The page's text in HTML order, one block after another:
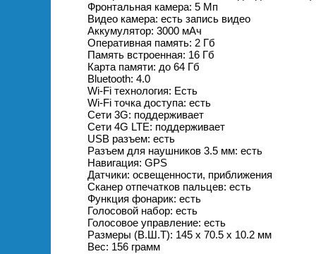
Фронтальная камера: 5 Мп
Видео камера: есть запись видео
Аккумулятор: 3000 мАч
Оперативная память: 2 Гб
Память встроенная: 16 Гб
Карта памяти: до 64 Гб
Bluetooth: 4.0
Wi-Fi технология: Есть
Wi-Fi точка доступа: есть
Сети 3G: поддерживает
Сети 4G LTE: поддерживает
USB разъем: есть
Разъем для наушников 3.5 мм: есть
Навигация: GPS
Датчики: освещенности, приближения
Сканер отпечатков пальцев: есть
Функция фонарик: есть
Голосовой набор: есть
Голосовое управление: есть
Размеры (В.Ш.Т): 145 x 70.5 x 10.2 мм
Вес: 156 грамм